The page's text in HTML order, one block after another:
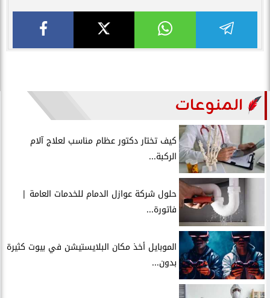
المنوعات
كيف تختار دكتور عظام مناسب لعلاج آلام
الركبة...
حلول شركة عوازل الدمام للخدمات العامة |
فاتورة...
الموبايل أخذ مكان البلايستيشن في بيوت كثيرة
بدون...